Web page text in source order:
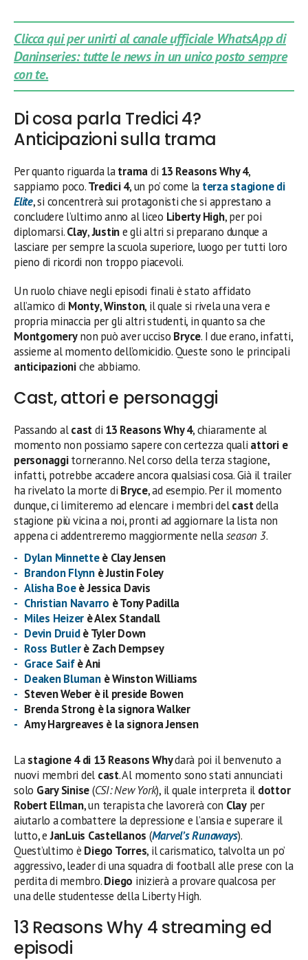
Clicca qui per unirti al canale ufficiale WhatsApp di
Daninseries: tutte le news in un unico posto sempre
con te.
Di cosa parla Tredici 4?
Anticipazioni sulla trama
Per quanto riguarda latramadi 13 Reasons Why 4,
sappiamo poco.Tredici 4, un po’ come la terza stagione di
Elite, si concentrerà sui protagonisti che si apprestano a
concludere l’ultimo anno al liceo Liberty High, per poi
diplomarsi.Clay,Justine gli altri si preparano dunque a
lasciare per sempre la scuola superiore, luogo per tutti loro
pieno di ricordi non troppo piacevoli.
Un ruolo chiave negli episodi finali è stato affidato
all’amico di Monty,Winston, il quale si rivela una vera e
propria minaccia per gli altri studenti, in quanto sa che
Montgomerynon può aver ucciso Bryce. I due erano, infatti,
assieme al momento dell’omicidio. Queste sono le principali
anticipazioniche abbiamo.
Cast, attori e personaggi
Passando alcastdi 13 Reasons Why 4, chiaramente al
momento non possiamo sapere con certezza quali attori e
personaggitorneranno. Nel corso della terza stagione,
infatti, potrebbe accadere ancora qualsiasi cosa. Già il trailer
ha rivelato la morte di Bryce, ad esempio. Per il momento
dunque, ci limiteremo ad elencare i membri delcastdella
stagione più vicina a noi, pronti ad aggiornare la lista non
appena ci addentreremo maggiormente nellaseason 3.
Dylan Minnetteè Clay Jensen
Brandon Flynnè Justin Foley
Alisha Boeè Jessica Davis
Christian Navarro è Tony Padilla
Miles Heizer è Alex Standall
Devin Druidè Tyler Down
Ross Butlerè Zach Dempsey
Grace Saifè Ani
Deaken Blumanè Winston Williams
Steven Weber è il preside Bowen
Brenda Strong è la signora Walker
Amy Hargreaves è la signora Jensen
Lastagione 4 di 13 Reasons Whydarà poi il benvenuto a
nuovi membri del cast. Al momento sono stati annunciati
solo Gary Sinise(CSI: New York), il quale interpreta il dottor
Robert Ellman, un terapista che lavorerà con Clayper
aiutarlo a combattere la depressione e l’ansia e superare il
lutto, eJanLuis Castellanos (Marvel’sRunaways).
Quest’ultimo è Diego Torres, il carismatico, talvolta un po’
aggressivo, leader di una squadra di football alle prese con la
perdita di membro.Diego inizierà a provare qualcosa per
una delle studentesse della Liberty High.
13 Reasons Why 4 streaming ed
episodi